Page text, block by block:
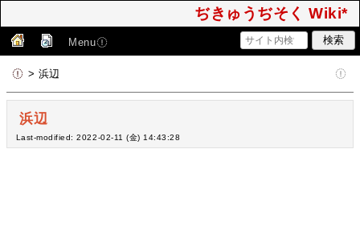
ぢきゅうぢそく Wiki*
Menu
> 浜辺
浜辺
Last-modified: 2022-02-11 (金) 14:43:28